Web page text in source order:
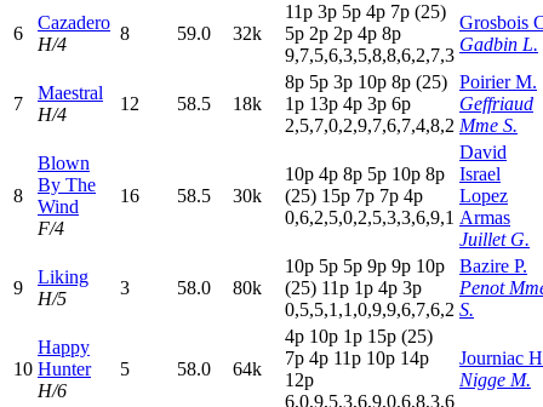
6
Cazadero
H/4
8 59.0 32k
11p 3p 5p 4p 7p (25)
5p 2p 2p 4p 8p
9,7,5,6,3,5,8,8,6,2,7,3
Grosbois
Gadbin L.
7
Maestral
H/4
12 58.5 18k
8p 5p 3p 10p 8p (25)
1p 13p 4p 3p 6p
2,5,7,0,2,9,7,6,7,4,8,2
Poirier M.
Geffriaud
Mme S.
8
Blown
By The
Wind
F/4
16 58.5 30k
10p 4p 8p 5p 10p 8p
(25) 15p 7p 7p 4p
0,6,2,5,0,2,5,3,3,6,9,1
David
Israel
Lopez
Armas
Juillet G.
9
Liking
H/5
3 58.0 80k
10p 5p 5p 9p 9p 10p
(25) 11p 1p 4p 3p
0,5,5,1,1,0,9,9,6,7,6,2
Bazire P.
Penot
S.
10
Happy
Hunter
H/6
5 58.0 64k
4p 10p 1p 15p (25)
7p 4p 11p 10p 14p
12p
6,0,9,5,3,6,9,0,6,8,3,6
Journiac
Nigge M.